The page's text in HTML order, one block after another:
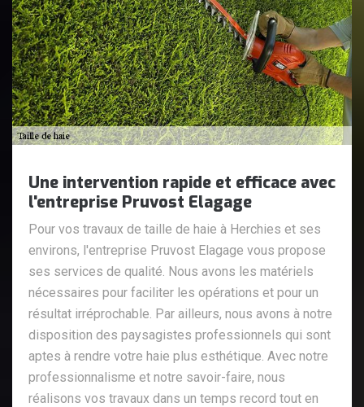
Une intervention rapide et efficace avec
l'entreprise Pruvost Elagage
Pour vos travaux de taille de haie à Herchies et ses
environs, l'entreprise Pruvost Elagage vous propose
ses services de qualité. Nous avons les matériels
nécessaires pour faciliter les opérations et pour un
résultat irréprochable. Par ailleurs, nous avons à notre
disposition des paysagistes professionnels qui sont
aptes à rendre votre haie plus esthétique. Avec notre
professionnalisme et notre savoir-faire, nous
réalisons vos travaux dans un temps record tout en